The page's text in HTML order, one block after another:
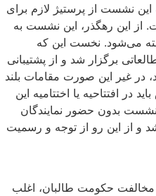
این نشست از پرستیژ لازم برای
از این رهگذر، این نشست به
می‌شود. نخست این که
برگزار شد و از پشتیبانی
در غیر این صورت مقامات بلند
در افتتاحیه یا اختتامیه این
بدون حضور نمایندگان
و از این رو از توجه و رسمیت
حکومت طالبان، اغلب